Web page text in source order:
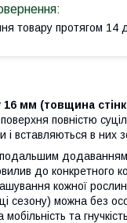
товару протягом 14
мм (товщина
повністю
і вставляються в них
подальшим
до конкретного
кожної
сезону) можна без
та